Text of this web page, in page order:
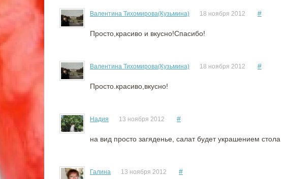
Валентина Тихомирова(Кузьмина) 18 ноября 2012 #
Просто,красиво и вкусно!Спасибо!
Валентина Тихомирова(Кузьмина) 18 ноября 2012 #
Просто.красиво,вкусно!
Надия 13 ноября 2012 #
на вид просто загяденье, салат будет украшением стола
Галина 13 ноября 2012 #